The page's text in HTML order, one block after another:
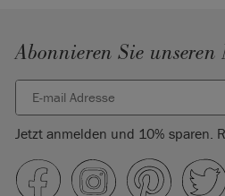
Abonnieren Sie unseren
Jetzt anmelden und 10% sparen.